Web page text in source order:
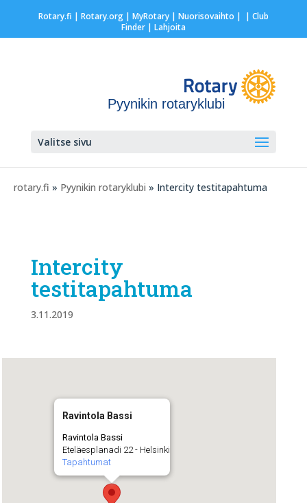
Rotary.fi | Rotary.org| MyRotary | Nuorisovaihto | | Club
Finder| Lahjoita
Pyynikin rotaryklubi
Valitse sivu
rotary.fi » Pyynikin rotaryklubi » Intercity testitapahtuma
Intercity
testitapahtuma
3.11.2019
Ravintola Bassi
Ravintola Bassi
Eteläesplanadi 22 - Helsinki
Tapahtumat